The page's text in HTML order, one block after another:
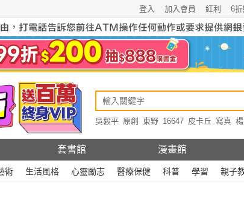
6
紅利
加入會員
登入
吳毅平 原創 東野 16647 皮卡丘 寫真
套書館 漫畫館
術 生活風格 心靈勵志 醫療保健 科普 學習 親子